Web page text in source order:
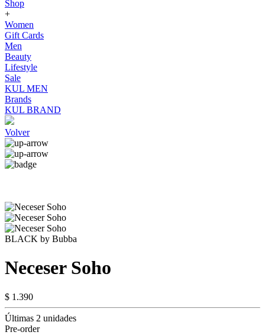
Shop
+
Women
Gift Cards
Men
Beauty
Lifestyle
Sale
KUL MEN
Brands
KUL BRAND
Volver
BLACK by Bubba
Neceser Soho
$ 1.390
Últimas 2 unidades
Pre-order